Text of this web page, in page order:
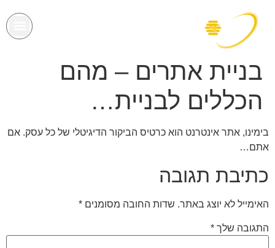
בניית אתרים – מהם
הכללים לבניית…
בימינו, אתר אינטרנט הוא כרטיס הביקור הדיגיטלי של כל עסק. אם
אתם…
כתיבת תגובה
האימייל לא יוצג באתר. שדות החובה מסומנים *
התגובה שלך *